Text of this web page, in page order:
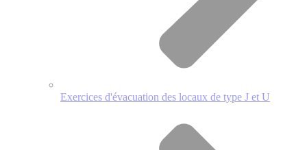
Exercices d'évacuation des locaux de type J et U